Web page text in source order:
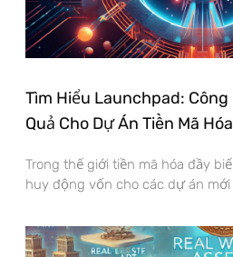
Tìm Hiểu Launchpad: Công
Quả Cho Dự Án Tiền Mã Hóa
Trong thế giới tiền mã hóa đầy
huy động vốn cho các dự án